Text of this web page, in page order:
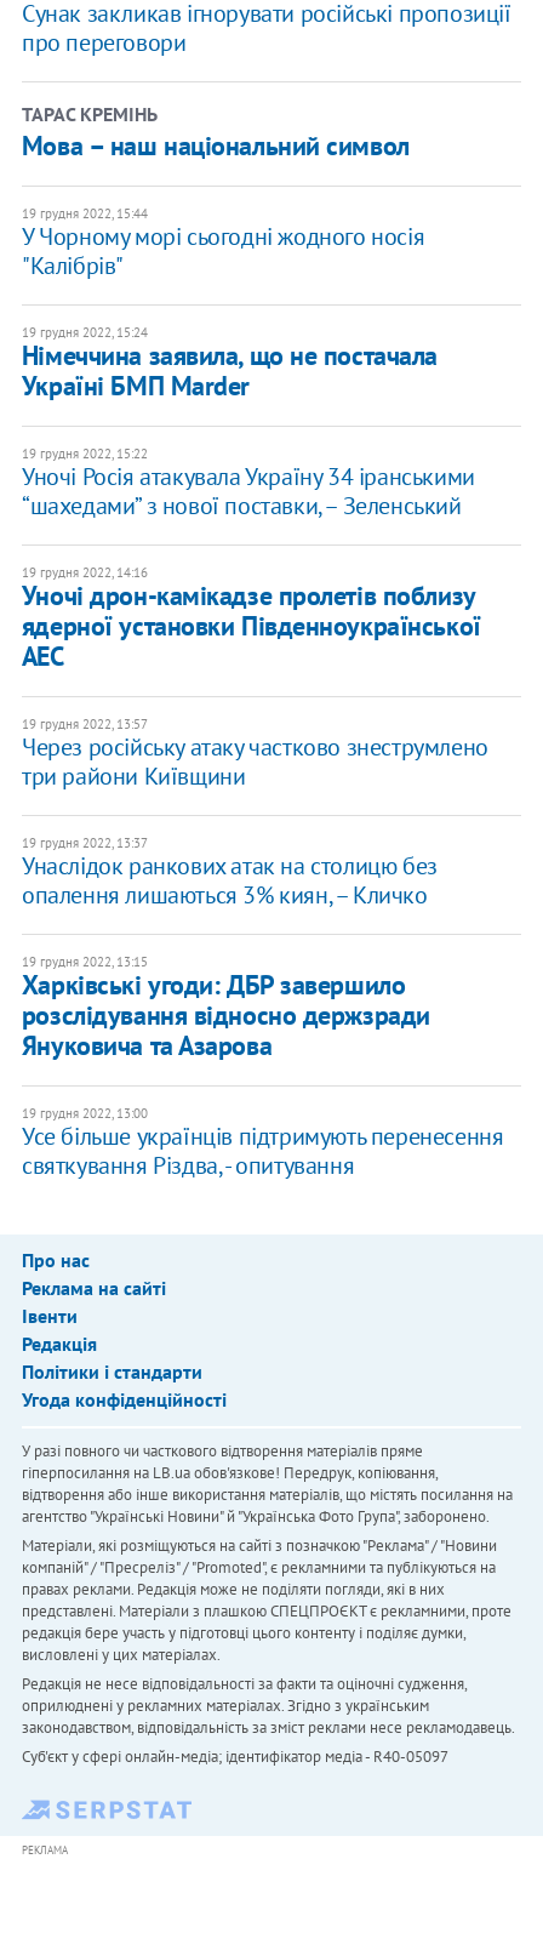
Сунак закликав ігнорувати російські пропозиції
про переговори
ТАРАС КРЕМІНЬ
Мова – наш національний символ
19 грудня 2022, 15:44
У Чорному морі сьогодні жодного носія
"Калібрів"
19 грудня 2022, 15:24
Німеччина заявила, що не постачала
Україні БМП Marder
19 грудня 2022, 15:22
Уночі Росія атакувала Україну 34 іранськими
“шахедами” з нової поставки, – Зеленський
19 грудня 2022, 14:16
Уночі дрон-камікадзе пролетів поблизу
ядерної установки Південноукраїнської
АЕС
19 грудня 2022, 13:57
Через російську атаку частково знеструмлено
три райони Київщини
19 грудня 2022, 13:37
​Унаслідок ранкових атак на столицю без
опалення лишаються 3% киян, – Кличко
19 грудня 2022, 13:15
Харківські угоди: ДБР завершило
розслідування відносно держзради
Януковича та Азарова
19 грудня 2022, 13:00
Усе більше українців підтримують перенесення
святкування Різдва, - опитування
Про нас
Реклама на сайті
Івенти
Редакція
Політики і стандарти
Угода конфіденційності
У разі повного чи часткового відтворення матеріалів пряме
гіперпосилання на LB.ua обов'язкове! Передрук, копіювання,
відтворення або інше використання матеріалів, що містять посилання на
агентство "Українськi Новини" й "Українська Фото Група", заборонено.
Матеріали, які розміщуються на сайті з позначкою "Реклама" / "Новини
компаній" / "Пресреліз" / "Promoted", є рекламними та публікуються на
правах реклами. Редакція може не поділяти погляди, які в них
представлені. Матеріали з плашкою СПЕЦПРОЄКТ є рекламними, проте
редакція бере участь у підготовці цього контенту і поділяє думки,
висловлені у цих матеріалах.
Редакція не несе відповідальності за факти та оціночні судження,
оприлюднені у рекламних матеріалах. Згідно з українським
законодавством, відповідальність за зміст реклами несе рекламодавець.
Cуб'єкт у сфері онлайн-медіа; ідентифікатор медіа - R40-05097
РЕКЛАМА